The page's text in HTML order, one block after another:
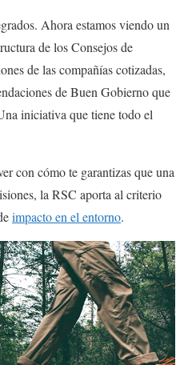
Ahora estamos viendo un
de los Consejos de
de las compañías cotizadas,
de Buen Gobierno que
iniciativa que tiene todo el
con cómo te garantizas que una
la RSC aporta al criterio
impacto en el entorno.